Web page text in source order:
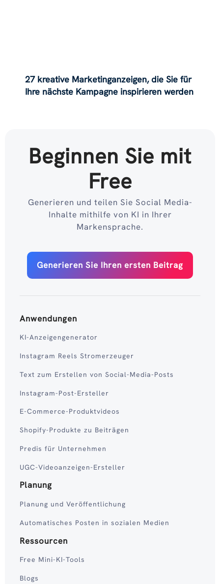
27 kreative Marketinganzeigen, die Sie für
Ihre nächste Kampagne inspirieren werden
Beginnen Sie mit
Free
Generieren und teilen Sie Social Media-
Inhalte mithilfe von KI in Ihrer
Markensprache.
Generieren Sie Ihren ersten Beitrag
Anwendungen
KI-Anzeigengenerator
Instagram Reels Stromerzeuger
Text zum Erstellen von Social-Media-Posts
Instagram-Post-Ersteller
E-Commerce-Produktvideos
Shopify-Produkte zu Beiträgen
Predis für Unternehmen
UGC-Videoanzeigen-Ersteller
Planung
Planung und Veröffentlichung
Automatisches Posten in sozialen Medien
Ressourcen
Free Mini-KI-Tools
Blogs